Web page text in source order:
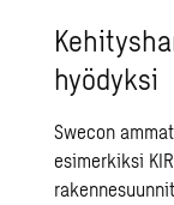
hyödyksi
Swecon
esimerkiksi